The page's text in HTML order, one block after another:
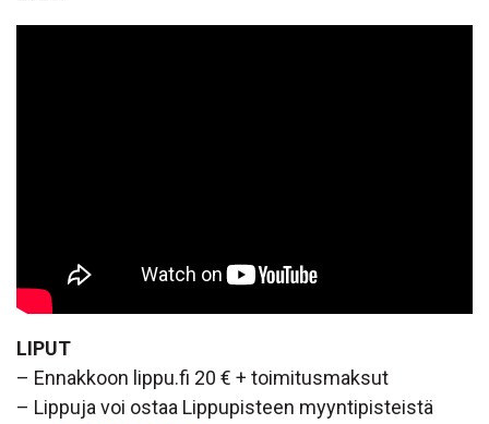
LIPUT
– Ennakkoon lippu.fi 20 € + toimitusmaksut
– Lippuja voi ostaa Lippupisteen myyntipisteistä